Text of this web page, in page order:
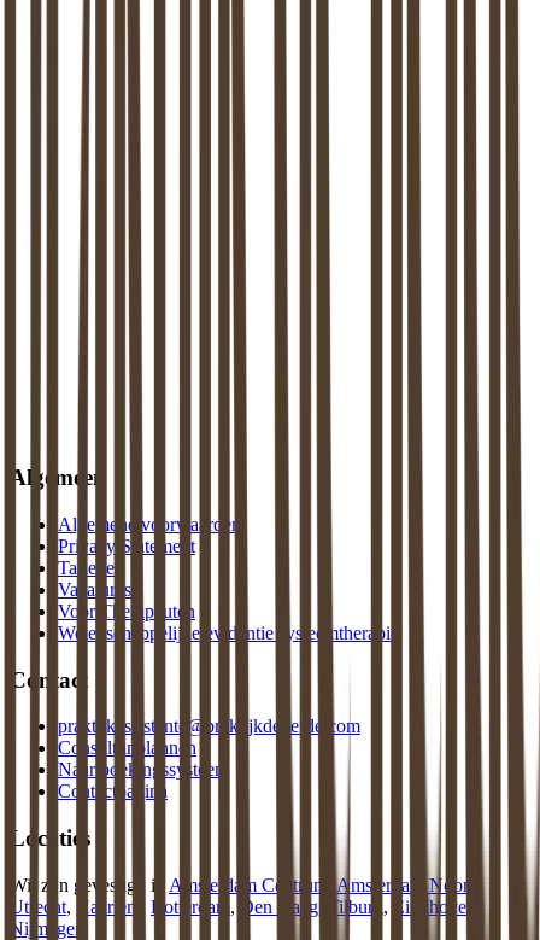
Algemeen
Algemene voorwaarden
Privacy Statement
Tarieven
Vacatures
Voor Therapeuten
Wetenschappelijke evidentie systeemtherapie
Contact
praktijkassistente@praktijkdeliefde.com
Consult inplannen
Naar boekingssysteem
Contactpagina
Locaties
Wij zijn gevestigd in Amsterdam Centrum Amsterdam Noord
Utrecht, Haarlem Rotterdam , Den Haag Tilburg , Eindhoven
Nijmegen